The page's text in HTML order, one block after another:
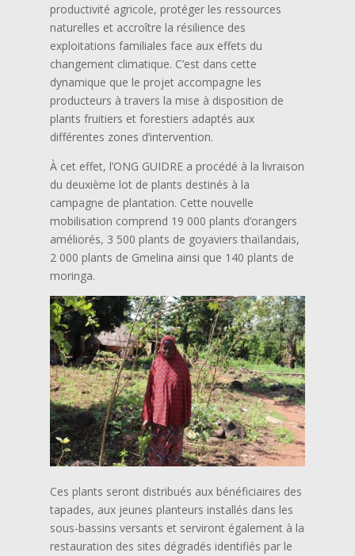
productivité agricole, protéger les ressources
naturelles et accroître la résilience des
exploitations familiales face aux effets du
changement climatique. C’est dans cette
dynamique que le projet accompagne les
producteurs à travers la mise à disposition de
plants fruitiers et forestiers adaptés aux
différentes zones d’intervention.
À cet effet, l’ONG GUIDRE a procédé à la livraison
du deuxième lot de plants destinés à la
campagne de plantation. Cette nouvelle
mobilisation comprend 19 000 plants d’orangers
améliorés, 3 500 plants de goyaviers thaïlandais,
2 000 plants de Gmelina ainsi que 140 plants de
moringa.
Ces plants seront distribués aux bénéficiaires des
tapades, aux jeunes planteurs installés dans les
sous-bassins versants et serviront également à la
restauration des sites dégradés identifiés par le